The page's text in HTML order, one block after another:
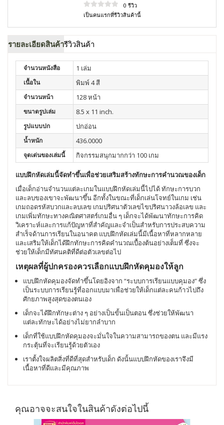
0 รีวิว
เป็นคนแรกที่รีวิวสินค้านี้
รายละเอียดสินค้ารีวิวสินค้า
จำนวนหนังสือ 1 เล่ม
เนื้อใน พิมพ์ 4 สี
จำนวนหน้า 128 หน้า
ขนาดรูปเล่ม 8.5 x 11 inch.
รูปแบบปก ปกอ่อน
น้ำหนัก 436.0000
จุดเด่นของเล่มนี้ กิจกรรมสนุกมากกว่า 100 เกม
แบบฝึกหัดเล่มนี้จัดทำขึ้นเพื่อช่วยเสริมสร้างทักษะการคำนวณของเด็ก
เมื่อเด็กอ่านจำนวนแต่ละเกมในแบบฝึกหัดเล่มนี้ไปได้ ทักษะการบวก
และลบของเขาจะพัฒนาขึ้น อีกทั้งในขณะที่เด็กเล่นโจทย์ในเกม เช่น
เกมถอดรหัสบวกและลบเลข เกมปริศนาตัวเลขไขปริศนาวงล้อเลข และ
เกมเพิ่มทักษะทางคณิตศาสตร์เกมอื่น ๆ เด็กจะได้พัฒนาทักษะการคิด
วิเคราะห์และการแก้ปัญหาที่สำคัญและจำเป็นสำหรับการประสบความ
สำเร็จด้านการเรียนในอนาคต แบบฝึกหัดเล่มนี้มีเนื้อหาที่หลากหลาย
และเสริมให้เด็กได้ฝึกทักษะการคิดคำนวณเบื้องต้นอย่างเต็มที่ ซึ่งจะ
ช่วยให้เด็กมีทัศนคติที่ดีต่อตัวเลขต่อไป
เหตุผลที่ผู้ปกครองควรเลือกแบบฝึกหัดคุมองให้ลูก
แบบฝึกหัดคุมองจัดทำขึ้นโดยอิงจาก “ระบบการเรียนแบบคุมอง” ซึ่ง
เป็นระบบการเรียนรู้ที่ออกแบบมาเพื่อช่วยให้เด็กแต่ละคนก้าวไปถึง
ศักยภาพสูงสุดของตนเอง
เด็กจะได้ฝึกทักษะต่าง ๆ อย่างเป็นขั้นเป็นตอน ซึ่งช่วยให้พัฒนา
แต่ละทักษะได้อย่างไม่ยากลำบาก
เด็กที่ใช้แบบฝึกหัดคุมองจะมั่นใจในความสามารถของตน และมีแรง
กระตุ้นที่จะเรียนรู้ด้วยตัวเอง
เราตั้งใจผลิตสิ่งที่ดีที่สุดสำหรับเด็ก ดังนั้นแบบฝึกหัดของเราจึงมี
เนื้อหาที่ดีและมีคุณภาพ
คุณอาจจะสนใจในสินค้าดังต่อไปนี้